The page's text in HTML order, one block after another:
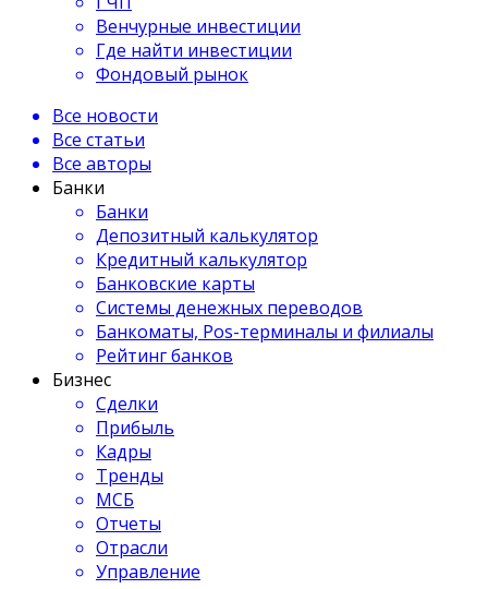
Венчурные инвестиции
Где найти инвестиции
Фондовый рынок
Все новости
Все статьи
Все авторы
Банки
Банки
Депозитный калькулятор
Кредитный калькулятор
Банковские карты
Системы денежных переводов
Банкоматы, Pos-терминалы и филиалы
Рейтинг банков
Бизнес
Сделки
Прибыль
Кадры
Тренды
МСБ
Отчеты
Отрасли
Управление